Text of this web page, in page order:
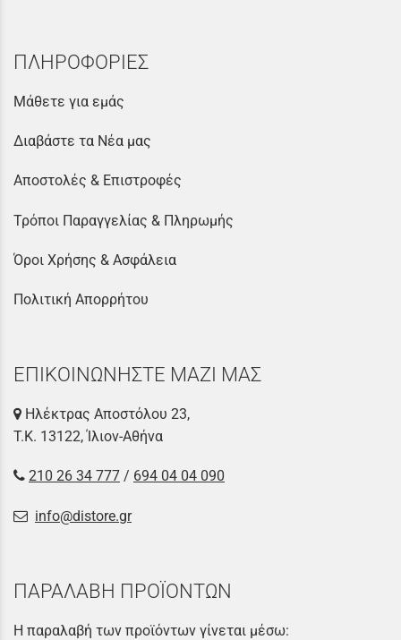
ΠΛΗΡΟΦΟΡΙΕΣ
Μάθετε για εμάς
Διαβάστε τα Νέα μας
Αποστολές & Επιστροφές
Τρόποι Παραγγελίας & Πληρωμής
Όροι Χρήσης & Ασφάλεια
Πολιτική Απορρήτου
ΕΠΙΚΟΙΝΩΝΗΣΤΕ ΜΑΖΙ ΜΑΣ
Ηλέκτρας Αποστόλου 23,
Τ.Κ. 13122, Ίλιον-Αθήνα
210 26 34 777 / 694 04 04 090
info@distore.gr
ΠΑΡΑΛΑΒΗ ΠΡΟΪΟΝΤΩΝ
Η παραλαβή των προϊόντων γίνεται μέσω: